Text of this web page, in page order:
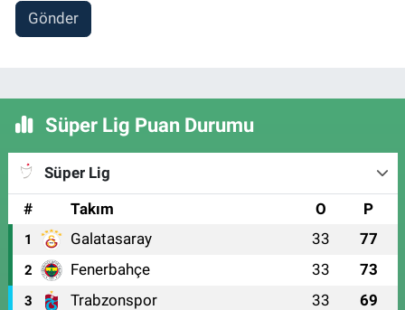
Gönder
Süper Lig Puan Durumu
Süper Lig
#
Takım O P
1 Galatasaray 33 77
2 Fenerbahçe 33 73
3 Trabzonspor 33 69